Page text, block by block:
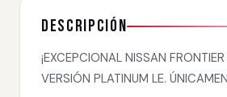
Descripción
¡EXCEPCIONAL NISSAN
VERSIÓN PLATINUM LE.